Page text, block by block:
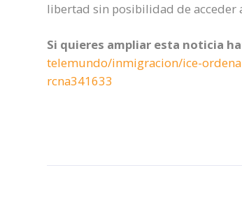
libertad sin posibilidad de acceder
Si quieres ampliar esta noticia
telemundo/inmigracion/ice-
rcna341633